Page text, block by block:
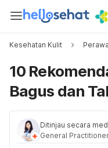
Kesehatan Kulit
10
Bagus dan
Ditinjau secara
General